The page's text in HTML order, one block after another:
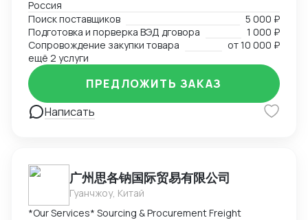
Поиск поставщиков в сфере запчастей, одежды,
товаров для дома и электронике. Поиск
поставщиков, подбор и проверка благонадежности
фабрик, подготовка договоров, ведение закупки на
всех этапах, подготовка товаросопроводительной
документации. Перевод на "белую" закупку и импорт
с минимальным удорожанием товара.
Россия
Поиск поставщиков
5 000 ₽
Подготовка и порверка ВЭД дговора
1 000 ₽
Сопровождение закупки товара
от10 000 ₽
ещё 2 услуги
Написать
ПРЕДЛОЖИТЬ ЗАКАЗ
广州思各钠国际贸易有限公司
Гуанчжоу, Китай
*Our Services* Sourcing & Procurement Freight